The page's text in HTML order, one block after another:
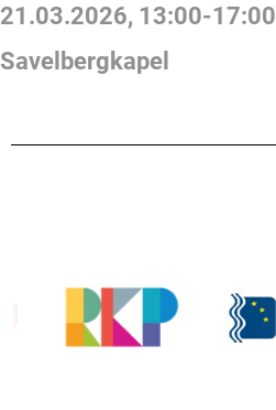
21.03.2026, 13:00-17:00
Savelbergkapel